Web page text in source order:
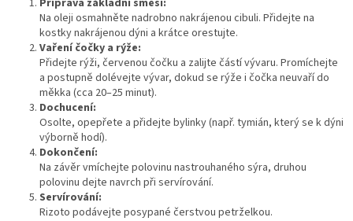
Na oleji osmahněte nadrobno nakrájenou cibuli. Přidejte na
kostky nakrájenou dýni a krátce orestujte.
Vaření čočky a rýže:
Přidejte rýži, červenou čočku a zalijte částí vývaru. Promíchejte
a postupně dolévejte vývar, dokud se rýže i čočka neuvaří do
měkka (cca 20–25 minut).
Dochucení:
Osolte, opepřete a přidejte bylinky (např. tymián, který se k dýni
výborně hodí).
Dokončení:
Na závěr vmíchejte polovinu nastrouhaného sýra, druhou
polovinu dejte navrch při servírování.
Servírování:
Rizoto podávejte posypané čerstvou petrželkou.